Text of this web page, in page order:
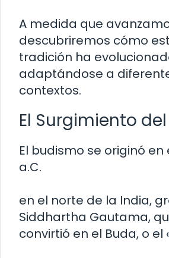
A medida que
descubriremos cómo
tradición ha
adaptándose a
contextos.
El Surgimiento
El budismo se originó en
a.C.
en el norte de la India,
Siddhartha Gautama,
convirtió en el Buda, o el